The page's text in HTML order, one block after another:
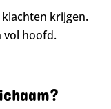
krijgen.
vol hoofd.